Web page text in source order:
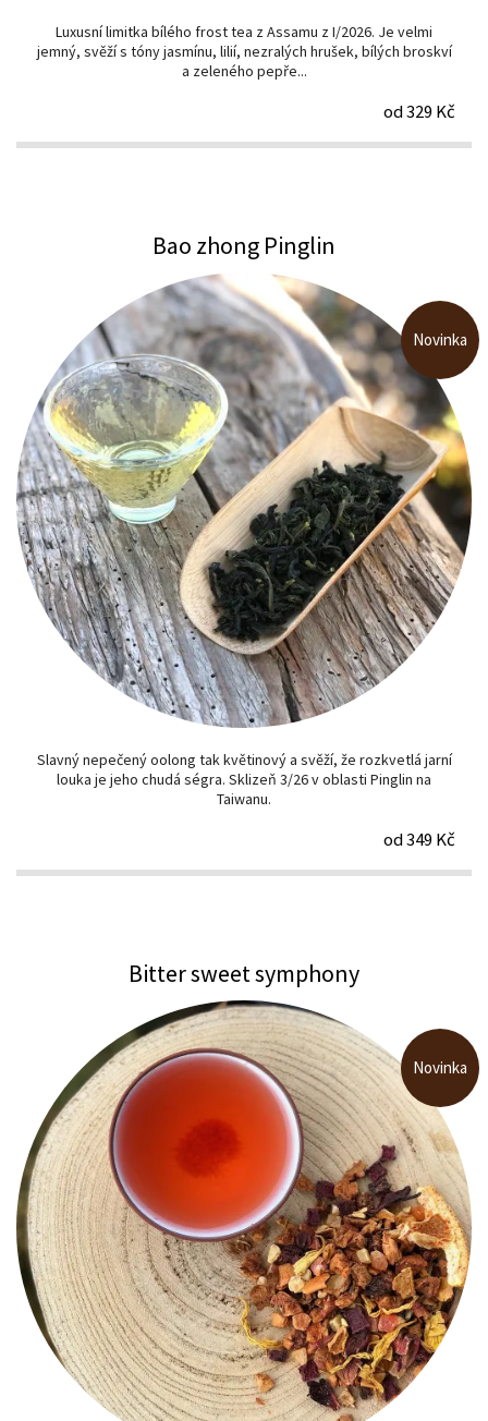
Luxusní limitka bílého frost tea z Assamu z I/2026. Je velmi
jemný, svěží s tóny jasmínu, lilií, nezralých hrušek, bílých broskví
a zeleného pepře...
od 329 Kč
Bao zhong Pinglin
Slavný nepečený oolong tak květinový a svěží, že rozkvetlá jarní
louka je jeho chudá ségra. Sklizeň 3/26 v oblasti Pinglin na
Taiwanu.
od 349 Kč
Novinka
Bitter sweet symphony
Novinka